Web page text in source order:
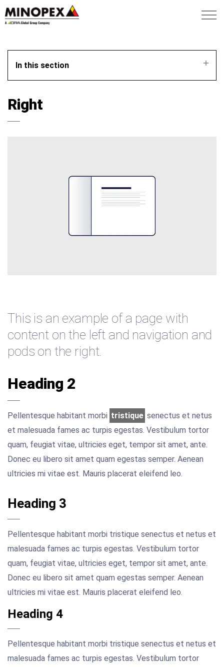
In this section
Right
This is an example of a page with
content on the left and navigation and
pods on the right.
Heading 2
Pellentesque habitant morbi tristique senectus et netus
et malesuada fames ac turpis egestas. Vestibulum tortor
quam, feugiat vitae, ultricies eget, tempor sit amet, ante.
Donec eu libero sit amet quam egestas semper. Aenean
ultricies mi vitae est. Mauris placerat eleifend leo.
Heading 3
Pellentesque habitant morbi tristique senectus et netus et
malesuada fames ac turpis egestas. Vestibulum tortor
quam, feugiat vitae, ultricies eget, tempor sit amet, ante.
Donec eu libero sit amet quam egestas semper. Aenean
ultricies mi vitae est. Mauris placerat eleifend leo.
Heading 4
Pellentesque habitant morbi tristique senectus et netus et
malesuada fames ac turpis egestas. Vestibulum tortor